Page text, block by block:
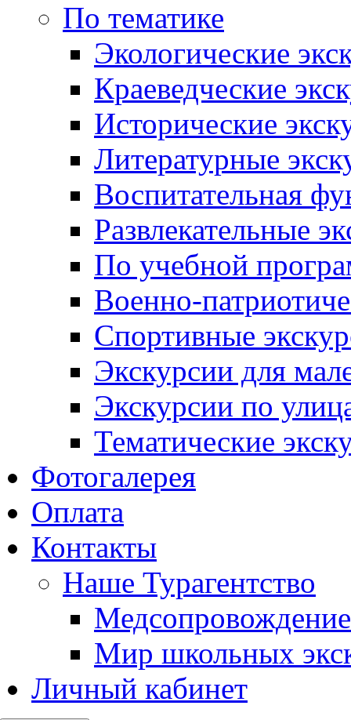
По тематике
Экологические
Краеведческие
Исторические
Литературные
Воспитательная
Развлекательные
По учебной
Военно-
Спортивные
Экскурсии для
Экскурсии по
Тематические
Фотогалерея
Оплата
Контакты
Наше Турагентство
Медсопровождение
Мир школьных
Личный кабинет